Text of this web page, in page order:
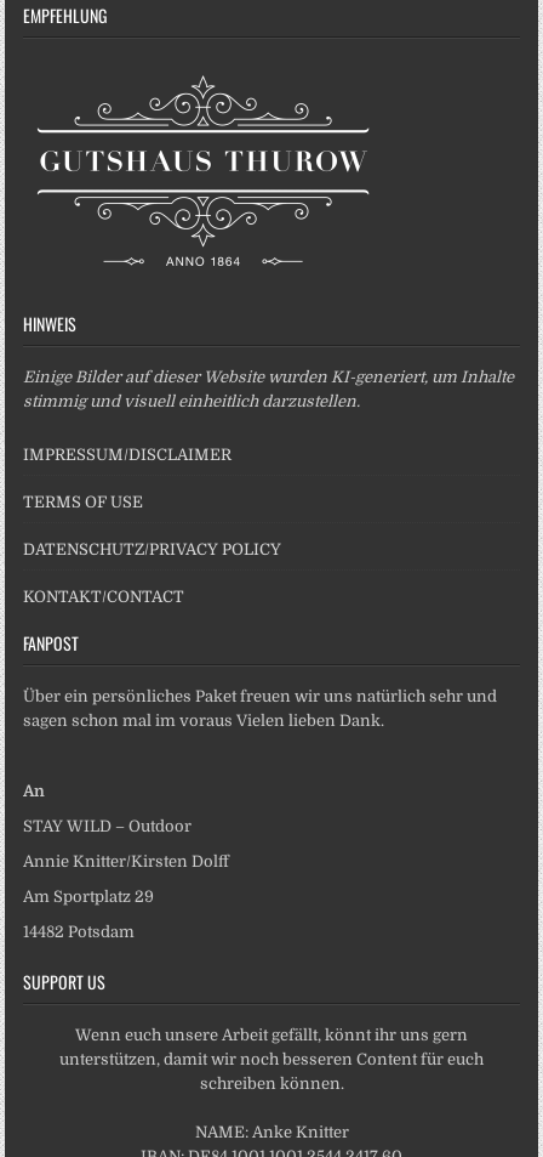
EMPFEHLUNG
HINWEIS
Einige Bilder auf dieser Website wurden KI-generiert, um Inhalte
stimmig und visuell einheitlich darzustellen.
IMPRESSUM/DISCLAIMER
TERMS OF USE
DATENSCHUTZ/PRIVACY POLICY
KONTAKT/CONTACT
FANPOST
Über ein persönliches Paket freuen wir uns natürlich sehr und
sagen schon mal im voraus Vielen lieben Dank.
An
STAY WILD – Outdoor
Annie Knitter/Kirsten Dolff
Am Sportplatz 29
14482 Potsdam
SUPPORT US
Wenn euch unsere Arbeit gefällt, könnt ihr uns gern
unterstützen, damit wir noch besseren Content für euch
schreiben können.
NAME: Anke Knitter